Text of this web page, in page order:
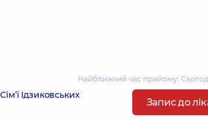
Найближчий час прийому:
Ідзиковських
Запис до